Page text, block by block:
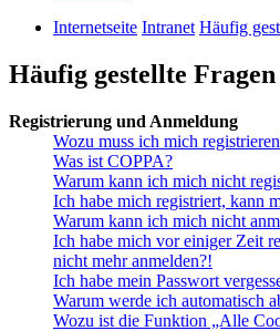
Internetseite Intranet Häufig
Häufig gestellte Fragen
Registrierung und Anmeldung
Wozu muss ich mich
Was ist COPPA?
Warum kann ich mich nicht
Ich habe mich registriert, kann
Warum kann ich mich nicht
Ich habe mich vor einiger Zeit
nicht mehr anmelden?!
Ich habe mein Passwort
Warum werde ich automatisch
Wozu ist die Funktion „Alle